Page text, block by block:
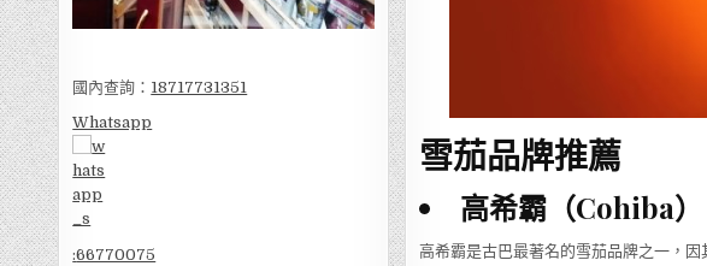
國內查詢： 18717731351
Whatsapp
:66770075
雪茄品牌推薦
高希霸（Cohiba）
高希霸是古巴最著名的雪茄品牌之一，